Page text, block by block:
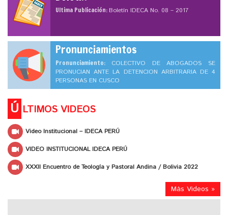
Ultima Publicación:Boletín IDECA No. 08 – 2017
Pronunciamientos
Pronunciamiento: COLECTIVO DE ABOGADOS SE
PRONUCIAN ANTE LA DETENCION ARBITRARIA DE 4
PERSONAS EN CUSCO
Ú LTIMOS VIDEOS
Video Institucional – IDECA PERÚ
VIDEO INSTITUCIONAL IDECA PERÚ
XXXII Encuentro de Teología y Pastoral Andina / Bolivia 2022
Más Videos »